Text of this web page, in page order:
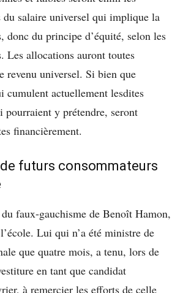
du salaire universel qui implique la
donc du principe d’équité, selon les
Les allocations auront toutes
revenu universel. Si bien que
cumulent actuellement lesdites
pourraient y prétendre, seront
financièrement.
futurs consommateurs
faux-gauchisme de Benoît Hamon,
Lui qui n’a été ministre de
que quatre mois, a tenu, lors de
en tant que candidat
à remercier les efforts de celle